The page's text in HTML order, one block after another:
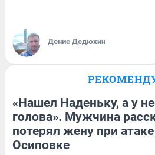
Денис Дедюхин
«Нашел Наденьку, а у
голова». Мужчина
потерял жену при
Осиповке